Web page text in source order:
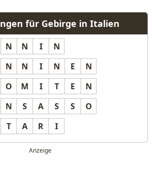
für Gebirge in Italien
N N I N
N N I N E N
O M I T E N
N S A S S O
T A R I